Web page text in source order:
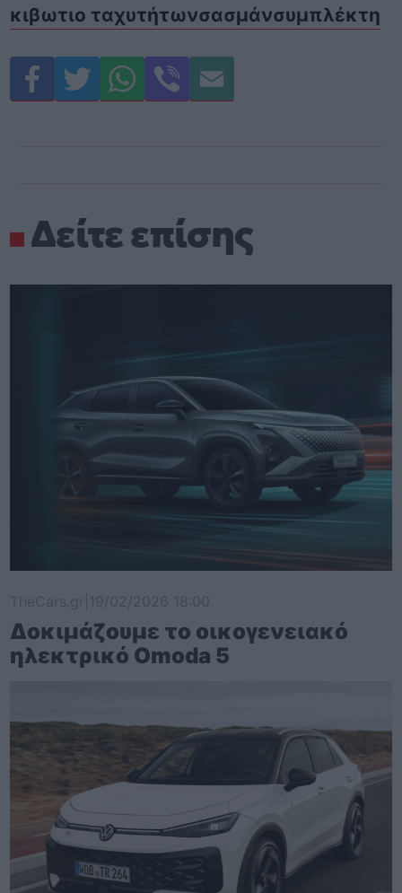
κιβωτιο ταχυτήτωνσασμάνσυμπλέκτη
Δείτε επίσης
Δοκιμάζουμε το οικογενειακό
ηλεκτρικό Omoda 5